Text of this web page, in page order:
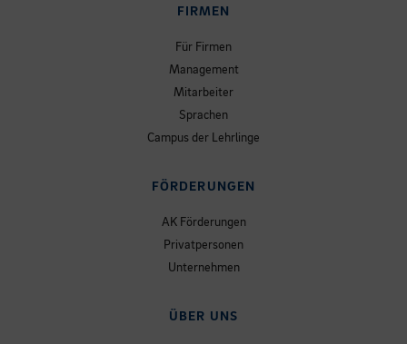
FIRMEN
Für Firmen
Management
Mitarbeiter
Sprachen
Campus der Lehrlinge
FÖRDERUNGEN
AK Förderungen
Privatpersonen
Unternehmen
ÜBER UNS